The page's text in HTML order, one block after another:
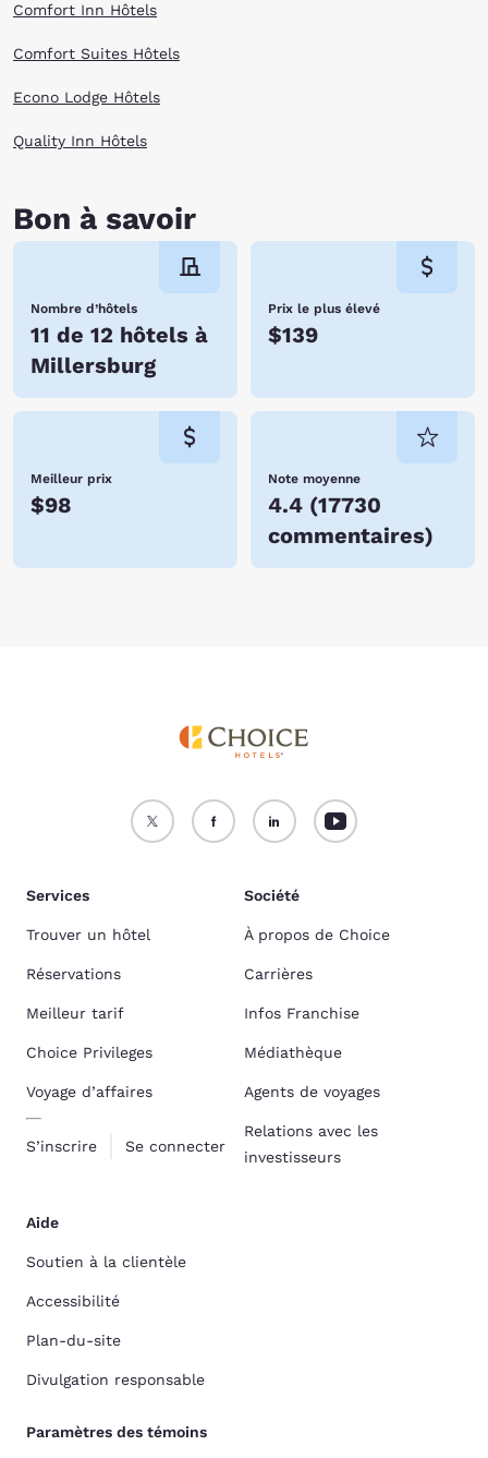
Comfort Inn Hôtels
Comfort Suites Hôtels
Econo Lodge Hôtels
Quality Inn Hôtels
Bon à savoir
Nombre d’hôtels
11 de 12 hôtels à
Millersburg
Prix le plus élevé
$139
Meilleur prix
$98
Note moyenne
4.4 (17730
commentaires)
Services
Trouver un hôtel
Réservations
Meilleur tarif
Choice Privileges
Voyage d’affaires
S’inscrire Se connecter
Société
À propos de Choice
Carrières
Infos Franchise
Médiathèque
Agents de voyages
Relations avec les
investisseurs
Aide
Soutien à la clientèle
Accessibilité
Plan-du-site
Divulgation responsable
Paramètres des témoins